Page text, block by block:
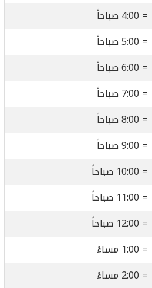
= 4:00 صباحاً
= 5:00 صباحاً
= 6:00 صباحاً
= 7:00 صباحاً
= 8:00 صباحاً
= 9:00 صباحاً
= 10:00 صباحاً
= 11:00 صباحاً
= 12:00 صباحاً
= 1:00 مساءً
= 2:00 مساءً